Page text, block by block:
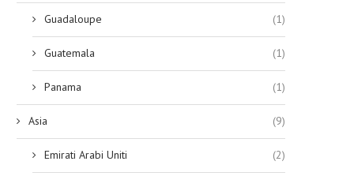
Guadaloupe (1)
Guatemala (1)
Panama (1)
Asia (9)
Emirati Arabi Uniti (2)